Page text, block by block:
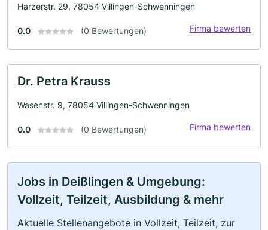
Harzerstr. 29, 78054 Villingen-Schwenningen
0.0 (0 Bewertungen) Firma bewerten
Dr. Petra Krauss
Wasenstr. 9, 78054 Villingen-Schwenningen
0.0 (0 Bewertungen) Firma bewerten
Jobs in Deißlingen & Umgebung:
Vollzeit, Teilzeit, Ausbildung & mehr
Aktuelle Stellenangebote in Vollzeit, Teilzeit, zur